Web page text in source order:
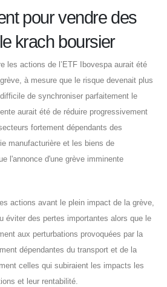
pour vendre des
krach boursier
les actions de l’ETF Ibovespa aurait été
à mesure que le risque devenait plus
de synchroniser parfaitement le
aurait été de réduire progressivement
fortement dépendants des
manufacturière et les biens de
l'annonce d'une grève imminente
actions avant le plein impact de la grève,
éviter des pertes importantes alors que le
aux perturbations provoquées par la
dépendantes du transport et de la
celles qui subiraient les impacts les
et leur rentabilité.